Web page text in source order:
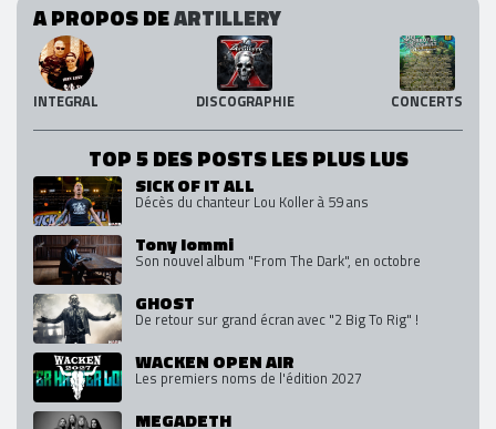
A PROPOS DEARTILLERY
INTEGRAL DISCOGRAPHIE CONCERTS
TOP 5 DES POSTS LES PLUS LUS
SICK OF IT ALL
Décès du chanteur Lou Koller à 59 ans
Tony Iommi
Son nouvel album "From The Dark", en octobre
GHOST
De retour sur grand écran avec "2 Big To Rig" !
WACKEN OPEN AIR
Les premiers noms de l'édition 2027
MEGADETH